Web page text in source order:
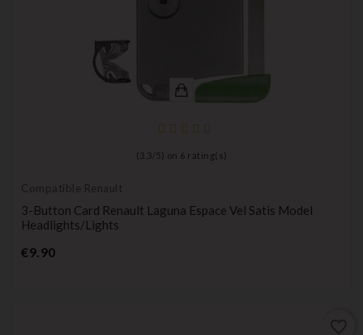
( 3,3 / 5) on 6 rating(s)
Compatible Renault
3-Button Card Renault Laguna Espace Vel Satis Model
Headlights/lights
€9.90Price